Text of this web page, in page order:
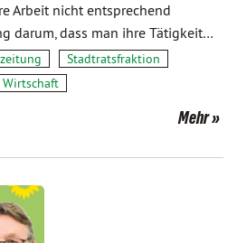
Arbeit nicht entsprechend
darum, dass man ihre Tätigkeit…
Stadtratsfraktion
Wirtschaft
Mehr